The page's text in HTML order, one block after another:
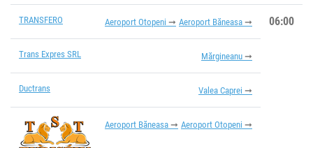
TRANSFERO Aeroport Otopeni Aeroport Băneasa 06:00
Trans Expres SRL Mărgineanu
Ductrans Valea Caprei
Aeroport Băneasa Aeroport Otopeni